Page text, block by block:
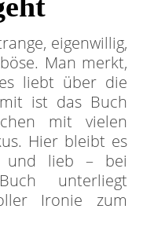
eigenwillig,
Man merkt,
liebt über die
ist das Buch
mit vielen
Hier bleibt es
und lieb – bei
unterliegt
Ironie zum